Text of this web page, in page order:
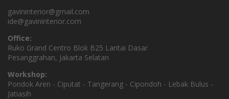
gavininterior@gmail.com
ide@gavininterior.com
Office:
Ruko Grand Centro Blok B25 Lantai Dasar
Pesanggrahan, Jakarta Selatan
Workshop:
Pondok Aren - Ciputat - Tangerang - Cipondoh - Lebak Bulus -
Jatiasih